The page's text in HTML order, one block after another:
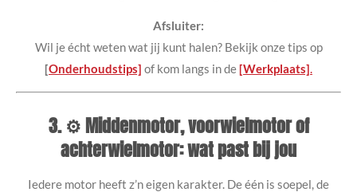
Afsluiter:
Wil je écht weten wat jij kunt halen? Bekijk onze tips op
[Onderhoudstips] of kom langs in de[Werkplaats]
3. ⚙️ Middenmotor, voorwielmotor of
achterwielmotor: wat past bij jou
Iedere motor heeft z’n eigen karakter. De één is soepel, de